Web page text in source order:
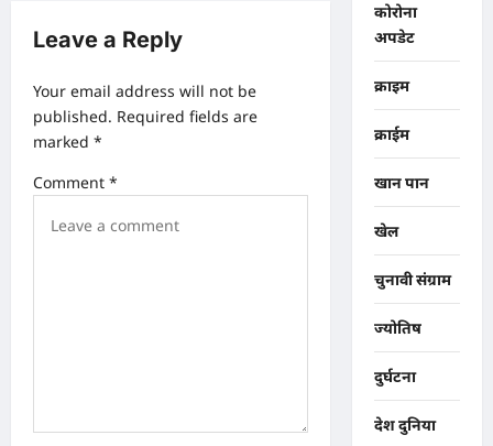
g
t
i
o
n
Leave a Reply
Your email address will not be
published. Required fields are
marked *
Comment *
कोरोना
अपडेट
क्राइम
क्राईम
खान पान
खेल
चुनावी संग्राम
ज्योतिष
दुर्घटना
देश दुनिया